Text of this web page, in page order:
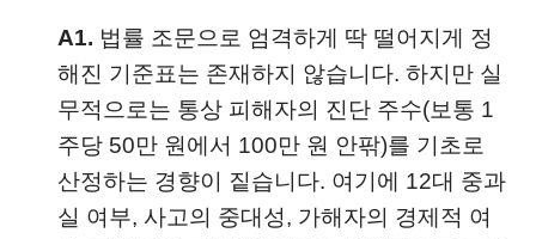
A1. 법률 조문으로 엄격하게 딱 떨어지게 정
해진 기준표는 존재하지 않습니다. 하지만 실
무적으로는 통상 피해자의 진단 주수(보통 1
주당 50만 원에서 100만 원 안팎)를 기초로
산정하는 경향이 짙습니다. 여기에 12대 중과
실 여부, 사고의 중대성, 가해자의 경제적 여